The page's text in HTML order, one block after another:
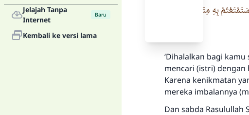
Jelajah Tanpa
Internet
Baru
Kembali ke versi lama
بِهِ مِنْهُنَّ فَآتُوهُنَّ
‘Dihalalkan bagi
mencari (istri)
Karena kenikmatan
mereka imbalannya
Dan sabda Rasulullah